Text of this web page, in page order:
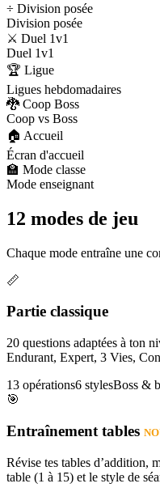
÷ Division posée
Division posée
⚔️ Duel 1v1
Duel 1v1
🏆 Ligue
Ligues hebdomadaires
🐉 Coop Boss
Coop vs Boss
🏠 Accueil
Écran d'accueil
🏫 Mode classe
Mode enseignant
12 modes de jeu
Chaque mode entraîne une
📏
Partie classique
20 questions adaptées à ton
Endurant, Expert, 3 Vies,
13 opérations6 stylesBoss &
🎯
Entraînement tables
Révise tes tables d’addition,
table (1 à 15) et le style de